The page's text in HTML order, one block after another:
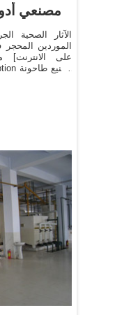
مصنعي
الآثار الصحية
الموردين
على الانترنت]